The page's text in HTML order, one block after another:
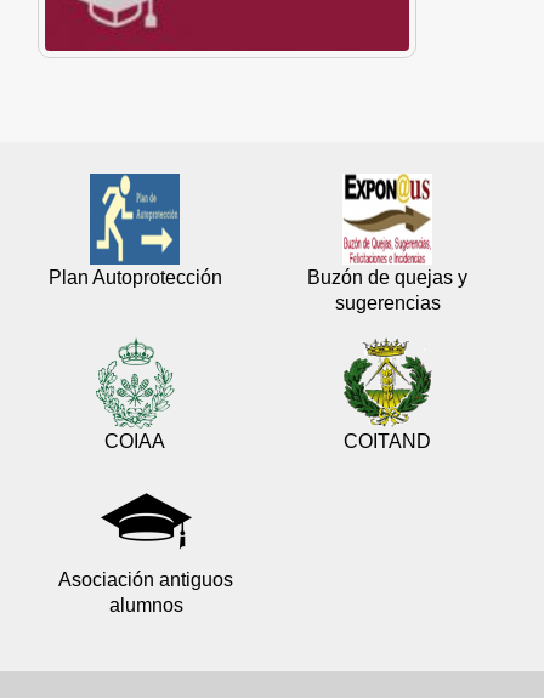
Plan Autoprotección
Buzón de quejas y
sugerencias
COIAA COITAND
Asociación antiguos
alumnos